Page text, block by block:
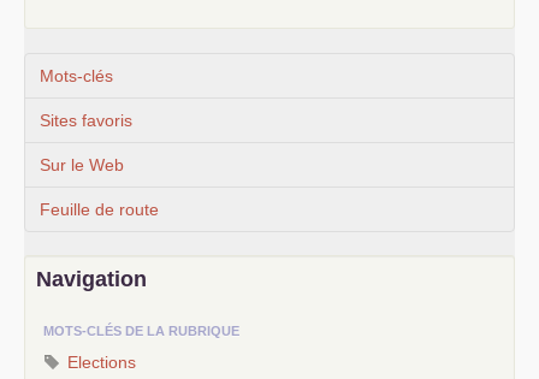
Mots-clés
Sites favoris
Sur le Web
Feuille de route
Navigation
MOTS-CLÉS DE LA RUBRIQUE
Elections